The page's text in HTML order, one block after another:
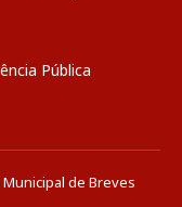
Pública
de Breves